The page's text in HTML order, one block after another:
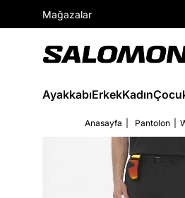
Mağazalar
AyakkabıErkekKadın
Anasayfa Pantolon